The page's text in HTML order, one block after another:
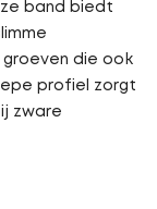
band biedt
die ook
profiel zorgt
zware